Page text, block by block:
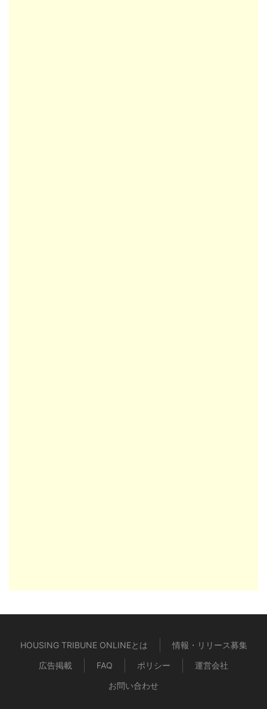
HOUSING TRIBUNE ONLINEとは
情報・リリース募集
広告掲載
FAQ ポリシー
運営会社
お問い合わせ